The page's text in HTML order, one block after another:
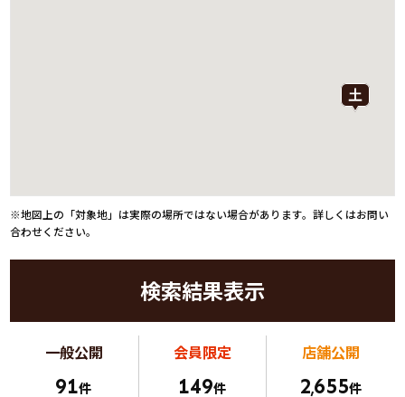
※地図上の「対象地」は実際の場所ではない場合があります。詳しくはお問い
合わせください。
検索結果表示
一般公開
91件
会員限定
149件
店舗公開
2,655件